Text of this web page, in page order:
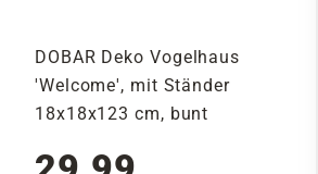
DOBAR Deko Vogelhaus
'Welcome', mit Ständer
18x18x123 cm, bunt